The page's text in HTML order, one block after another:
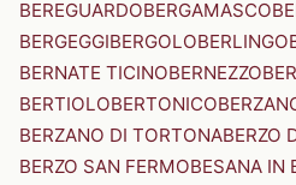
BEREGUARDOBERGAMASCO
BERGEGGIBERGOLOBERLINGO
BERNATE TICINOBERNEZZO
BERTIOLOBERTONICO
BERZANO DI TORTONABERZO
BERZO SAN FERMOBESANA IN